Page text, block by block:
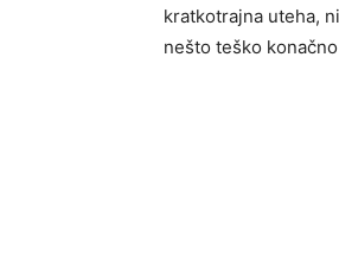
kratkotrajna uteha,
nešto teško